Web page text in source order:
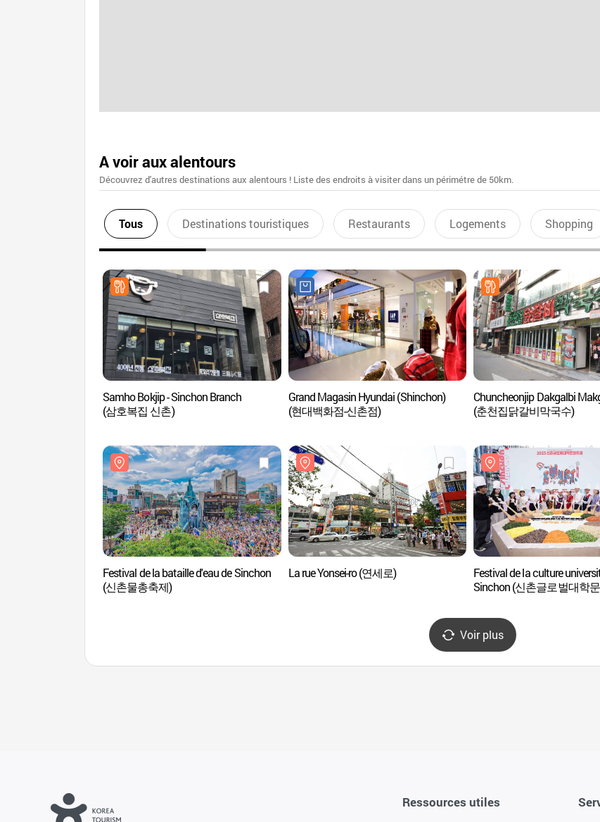
A voir aux alentours
Découvrez d'autres destinations aux alentours ! Liste des endroits à visiter dans un périmétre de 50km.
Tous Destinations touristiques Restaurants Logements Shopping
Samho Bokjip - Sinchon Branch
(삼호복집 신촌)
Grand Magasin Hyundai (Shinchon)
(현대백화점-신촌점)
Chuncheonjip Dakgalbi
(춘천집닭갈비막국수)
Festival de la bataille d'eau de Sinchon
(신촌물총축제)
La rue Yonsei-ro (연세로)
Festival de la culture
Sinchon (신촌글로벌대학
Voir plus
Ressources utiles